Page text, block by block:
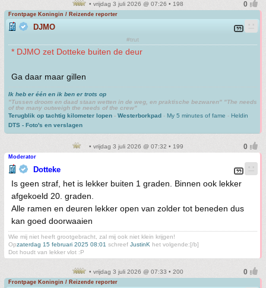
• vrijdag 3 juli 2026 @ 07:26 • 198
Frontpage Koningin / Reizende reporter
DJMO
#trut
* DJMO zet Dotteke buiten de deur
Ga daar maar gillen
Ik heb er één en ik ben er trots op
"Tussen droom en daad staan wetten in de weg, en praktische bezwaren" "The needs
of the many outweigh the needs of the crew"
Terugblik op tachtig kilometer lopen - Westerborkpad - My 5 minutes of fame - Heldin
DTS - Foto's en verslagen
• vrijdag 3 juli 2026 @ 07:32 • 199
Moderator
Dotteke
Is geen straf, het is lekker buiten 1 graden. Binnen ook lekker
afgekoeld 20. graden.
Alle ramen en deuren lekker open van zolder tot beneden dus
kan goed doorwaaien
Wie mij niet heeft grootgebracht, zal mij ook niet klein krijgen!
Opzaterdag 15 februari 2025 08:01 schreef JustinK het volgende:[/b]
Dot houdt van lekker vlot :P
• vrijdag 3 juli 2026 @ 07:33 • 200
Frontpage Koningin / Reizende reporter